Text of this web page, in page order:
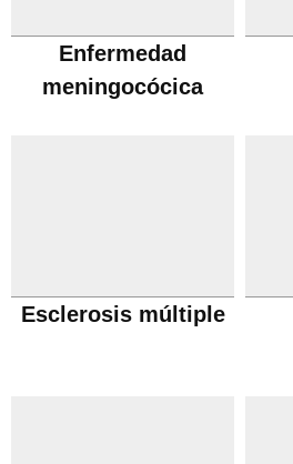
Enfermedad
meningocócica
Esclerosis múltiple